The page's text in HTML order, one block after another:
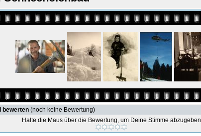
bewerten (noch keine Bewertung)
Halte die Maus über die Bewertung, um Deine Stimme abzugeben